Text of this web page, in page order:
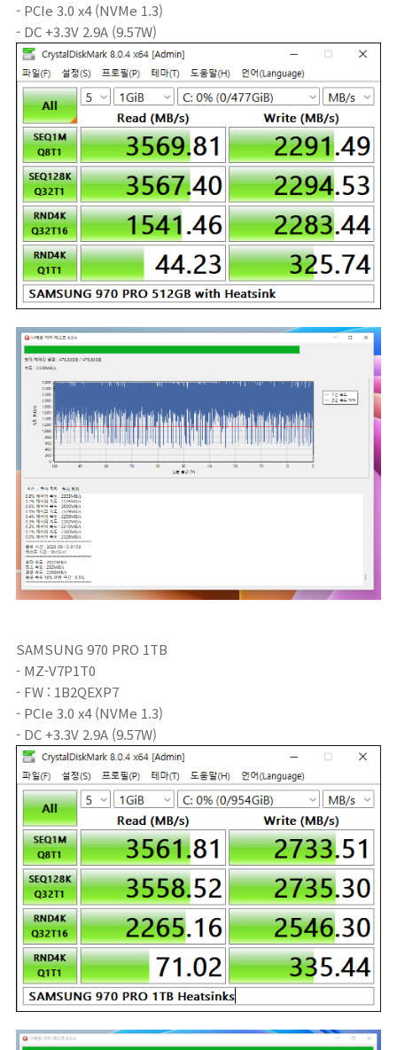
- PCIe 3.0 x4 (NVMe 1.3)
- DC +3.3V 2.9A (9.57W)
SAMSUNG 970 PRO 1TB
- MZ-V7P1T0
- FW : 1B2QEXP7
- PCIe 3.0 x4 (NVMe 1.3)
- DC +3.3V 2.9A (9.57W)